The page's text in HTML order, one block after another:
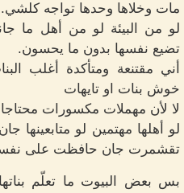
مات وخلاها وحدها تواجه كلشي.
لو من البيئة لو من أهل ما
تضيع نفسها بدون ما يحسون.
أني مقتنعة ومتأكدة أغلب
خوش بنات او تايهات
لا لأن مهملات مكسورات
لو أهلها مهتمين لو
تقشمرت جان حافظت على
بس بعض البيوت ما تعلّم